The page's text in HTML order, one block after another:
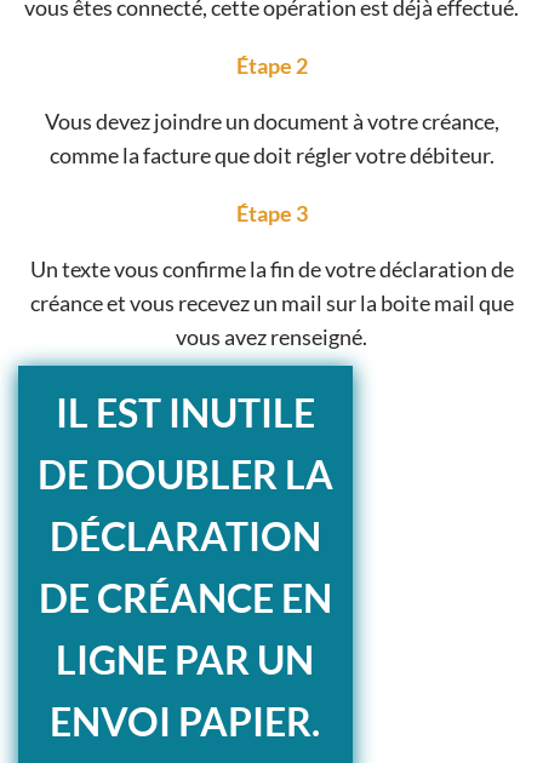
vous êtes connecté, cette opération est déjà effectué.
Étape 2
Vous devez joindre un document à votre créance,
comme la facture que doit régler votre débiteur.
Étape 3
Un texte vous confirme la fin de votre déclaration de
créance et vous recevez un mail sur la boite mail que
vous avez renseigné.
IL EST INUTILE
DE DOUBLER LA
DÉCLARATION
DE CRÉANCE EN
LIGNE PAR UN
ENVOI PAPIER.